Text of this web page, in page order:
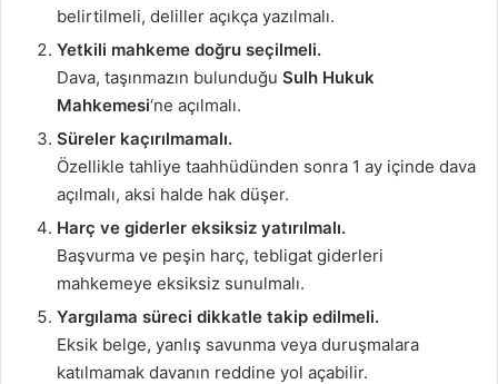
belirtilmeli, deliller açıkça yazılmalı.
Yetkili mahkeme doğru seçilmeli.
Dava, taşınmazın bulunduğu Sulh Hukuk
Mahkemesi‘ne açılmalı.
Süreler kaçırılmamalı.
Özellikle tahliye taahhüdünden sonra 1 ay içinde dava
açılmalı, aksi halde hak düşer.
Harç ve giderler eksiksiz yatırılmalı.
Başvurma ve peşin harç, tebligat giderleri
mahkemeye eksiksiz sunulmalı.
Yargılama süreci dikkatle takip edilmeli.
Eksik belge, yanlış savunma veya duruşmalara
katılmamak davanın reddine yol açabilir.